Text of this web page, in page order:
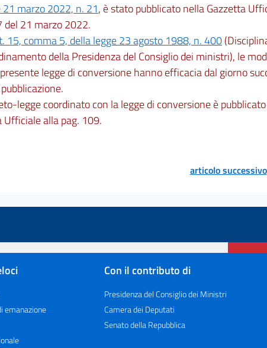
marzo 2022, n. 21, è stato pubblicato nella Gazzetta
del 21 marzo 2022.
15, comma 5, della legge 23 agosto 1988, n. 400
della Presidenza del Consiglio dei ministri), le
legge di conversione hanno efficacia dal giorno
legge coordinato con la legge di conversione è
Ufficiale alla pag. 109.
articolo successivo
emanazione
Con il contributo di
Presidenza del Consiglio dei Ministri
Camera dei Deputati
Senato della Repubblica